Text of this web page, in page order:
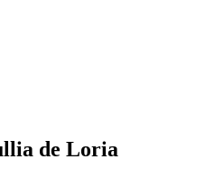
de Loria